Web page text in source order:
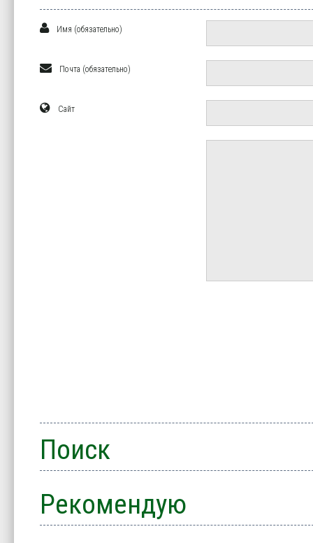
Имя (обязательно)
Почта (обязательно)
Сайт
Поиск
Рекомендую